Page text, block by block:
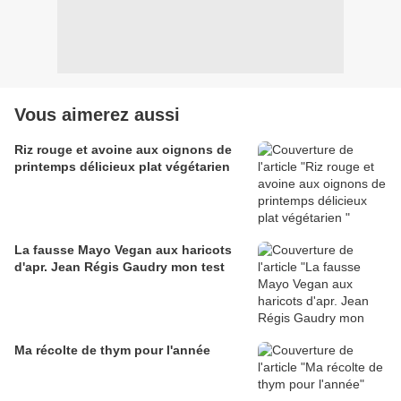
Vous aimerez aussi
Riz rouge et avoine aux oignons de
printemps délicieux plat végétarien
La fausse Mayo Vegan aux haricots
d'apr. Jean Régis Gaudry mon test
Ma récolte de thym pour l'année